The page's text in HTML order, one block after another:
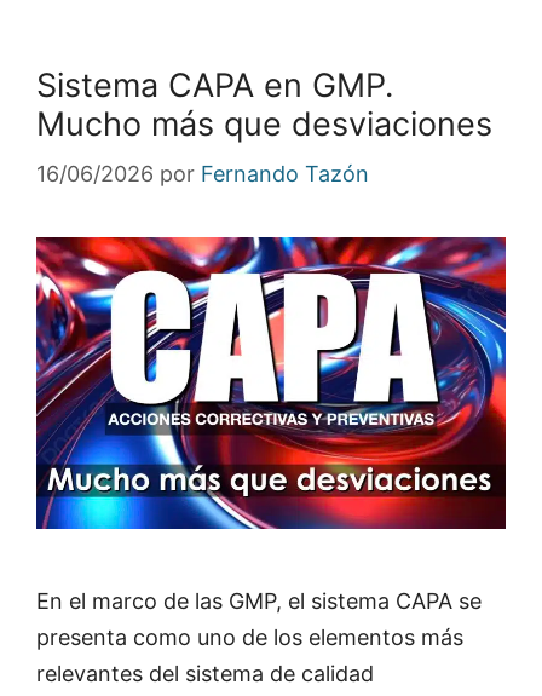
Sistema CAPA en GMP.
Mucho más que desviaciones
16/06/2026 por Fernando Tazón
En el marco de las GMP, el sistema CAPA se
presenta como uno de los elementos más
relevantes del sistema de calidad